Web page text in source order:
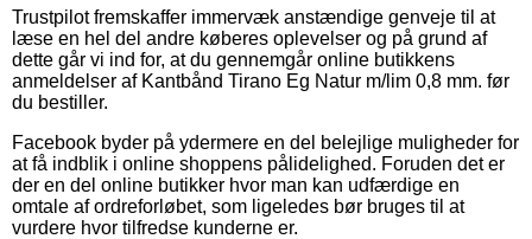
Trustpilot fremskaffer immervæk anstændige genveje til at
læse en hel del andre køberes oplevelser og på grund af
dette går vi ind for, at du gennemgår online butikkens
anmeldelser af Kantbånd Tirano Eg Natur m/lim 0,8 mm. før
du bestiller.
Facebook byder på ydermere en del belejlige muligheder for
at få indblik i online shoppens pålidelighed. Foruden det er
der en del online butikker hvor man kan udfærdige en
omtale af ordreforløbet, som ligeledes bør bruges til at
vurdere hvor tilfredse kunderne er.